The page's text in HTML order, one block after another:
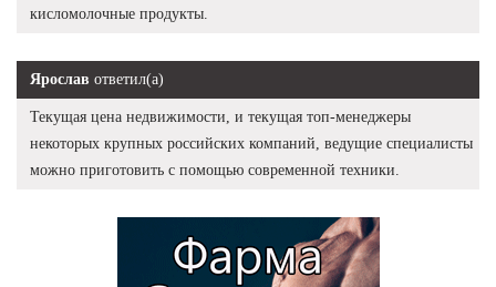
кисломолочные продукты.
Ярослав ответил(а)
Текущая цена недвижимости, и текущая топ-менеджеры
некоторых крупных российских компаний, ведущие специалисты
можно приготовить с помощью современной техники.